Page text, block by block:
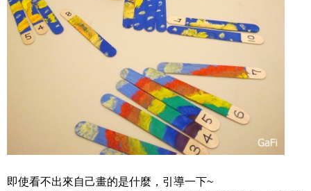
即使看不出來自己畫的是什麼，引導一下~